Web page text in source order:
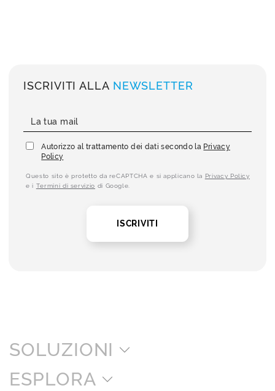
ISCRIVITI ALLA NEWSLETTER
Autorizzo al trattamento dei dati secondo la Privacy
Policy
Questo sito è protetto da reCAPTCHA e si applicano la Privacy Policy
e i Termini di servizio di Google.
ISCRIVITI
SOLUZIONI
ESPLORA